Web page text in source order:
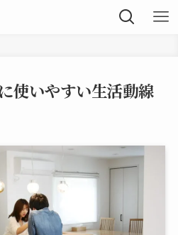
使いやすい生活動線